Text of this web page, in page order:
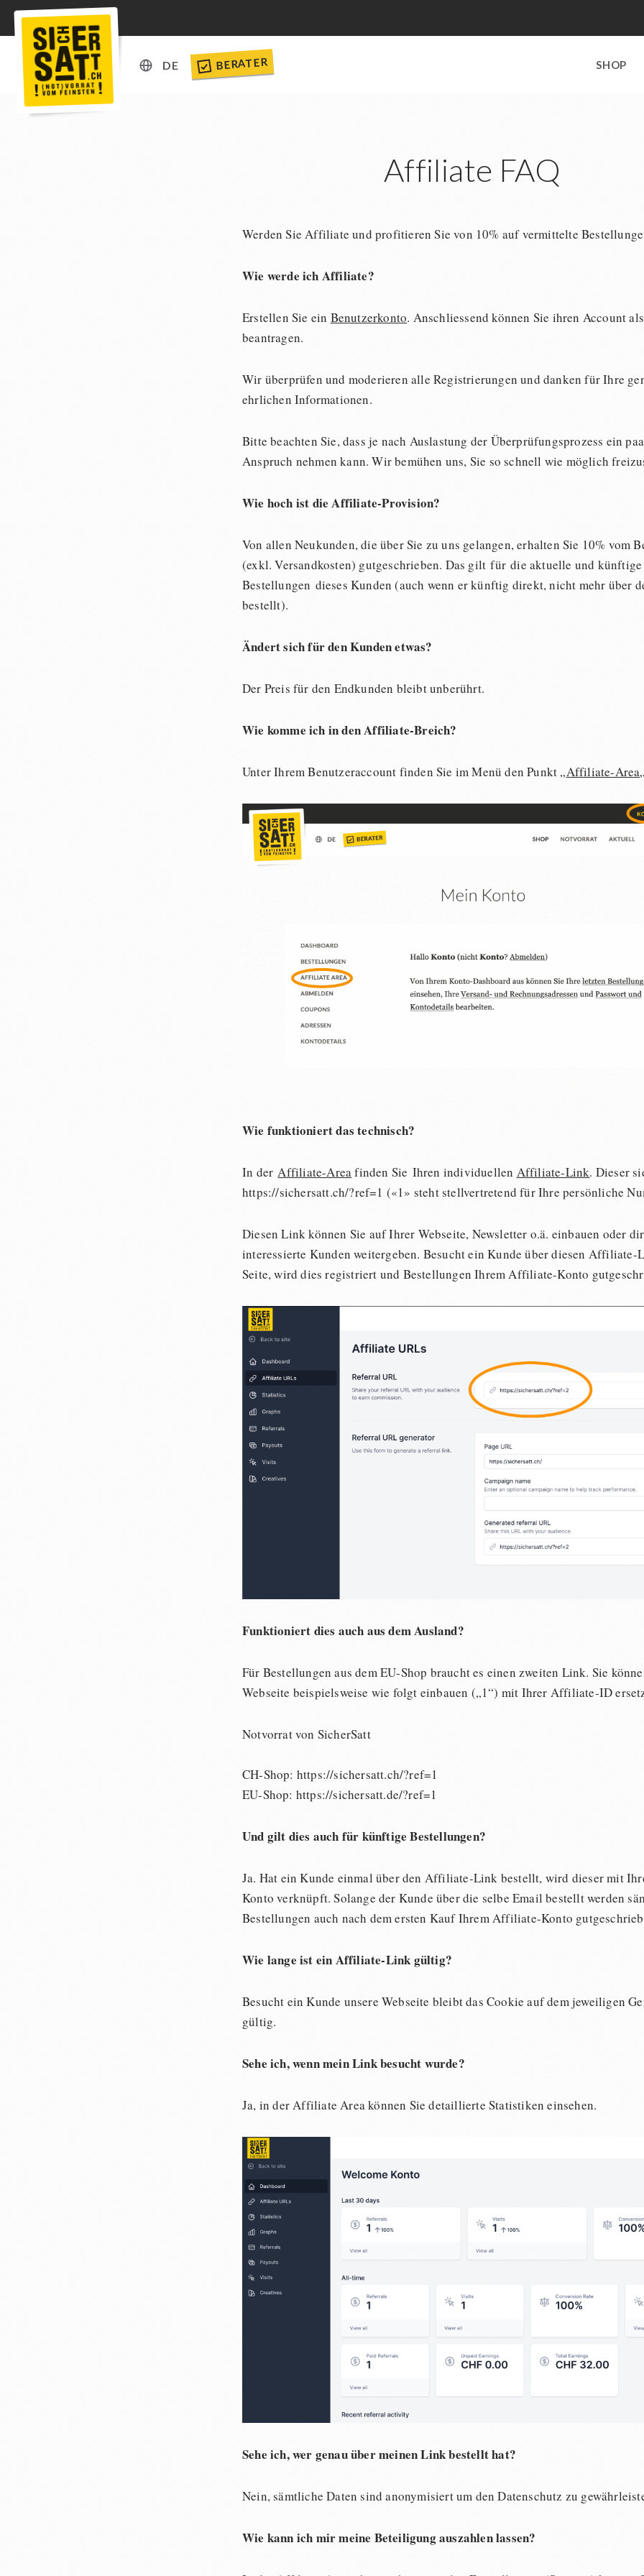
SHOP
DE BERATER
Affiliate FAQ
Werden Sie Affiliate und profitieren Sie von 10% auf vermittelte
Wie werde ich Affiliate?
Erstellen Sie ein Benutzerkonto. Anschliessend können Sie ihren Account
beantragen.
Wir überprüfen und moderieren alle Registrierungen und danken für Ihre
ehrlichen Informationen.
Bitte beachten Sie, dass je nach Auslastung der Überprüfungsprozess ein
Anspruch nehmen kann. Wir bemühen uns, Sie so schnell wie möglich
Wie hoch ist die Affiliate-Provision?
Von allen Neukunden, die über Sie zu uns gelangen, erhalten Sie 10% vom
(exkl. Versandkosten) gutgeschrieben. Das gilt für die aktuelle und künftige
Bestellungen dieses Kunden (auch wenn er künftig direkt, nicht mehr über
bestellt).
Ändert sich für den Kunden etwas?
Der Preis für den Endkunden bleibt unberührt.
Wie komme ich in den Affiliate-Breich?
Unter Ihrem Benutzeraccount finden Sie im Menü den Punkt „Affiliate-Area
Wie funktioniert das technisch?
In derAffiliate-Areafinden Sie Ihren individuellen Affiliate-Link. Dieser
https://sichersatt.ch/?ref=1 («1» steht stellvertretend für Ihre persönliche
Diesen Link können Sie auf Ihrer Webseite, Newsletter o.ä. einbauen oder
interessierte Kunden weitergeben. Besucht ein Kunde über diesen Affiliate-
Seite, wird dies registriert und Bestellungen Ihrem Affiliate-Konto
Funktioniert dies auch aus dem Ausland?
Für Bestellungen aus dem EU-Shop braucht es einen zweiten Link. Sie
Webseite beispielsweise wie folgt einbauen („1“) mit Ihrer Affiliate-ID
Notvorrat von SicherSatt
CH-Shop: https://sichersatt.ch/?ref=1
EU-Shop: https://sichersatt.de/?ref=1
Und gilt dies auch für künftige Bestellungen?
Ja. Hat ein Kunde einmal über den Affiliate-Link bestellt, wird dieser mit
Konto verknüpft. Solange der Kunde über die selbe Email bestellt werden
Bestellungen auch nach dem ersten Kauf Ihrem Affiliate-Konto
Wie lange ist ein Affiliate-Link gültig?
Besucht ein Kunde unsere Webseite bleibt das Cookie auf dem jeweiligen
gültig.
Sehe ich, wenn mein Link besucht wurde?
Ja, in der Affiliate Area können Sie detaillierte Statistiken einsehen.
Sehe ich, wer genau über meinen Link bestellt hat?
Nein, sämtliche Daten sind anonymisiert um den Datenschutz zu
Wie kann ich mir meine Beteiligung auszahlen lassen?